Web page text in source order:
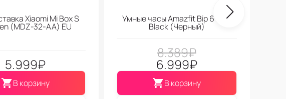
Xiaomi Mi Box S
(МDZ-32-АА) EU
5.999₽
В корзину
Умные часы Amazfit Bip 6 Soft
Black (Черный)
8.389₽
6.999₽
В корзину